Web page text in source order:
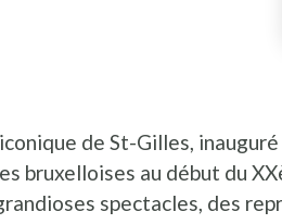
de St-Gilles,
bruxelloises au début du
spectacles, des